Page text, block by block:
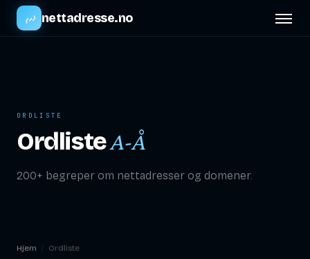
nettadresse.no
ORDLISTE
OrdlisteA-Å
200+ begreper om nettadresser og domener.
Hjem Ordliste